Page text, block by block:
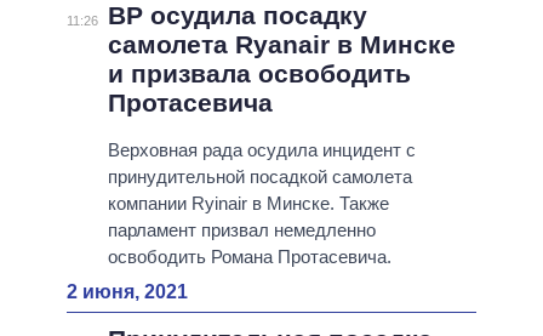
11:26
ВР осудила посадку
самолета Ryаnair в Минске
и призвала освободить
Протасевича
Верховная рада осудила инцидент с
принудительной посадкой самолета
компании Ryinair в Минске. Также
парламент призвал немедленно
освободить Романа Протасевича.
2 июня, 2021